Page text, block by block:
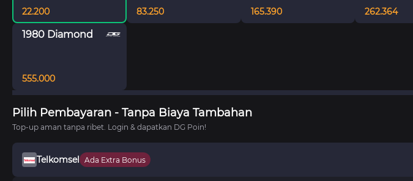
22.200 83.250 165.390 262.364
1980 Diamond
555.000
Pilih Pembayaran - Tanpa Biaya Tambahan
Top‑up aman tanpa ribet. Login & dapatkan DG Poin!
Telkomsel Ada Extra Bonus